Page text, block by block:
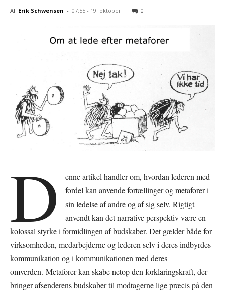
Af Erik Schwensen - 07:55 - 19. oktober 0
D
enne artikel handler om, hvordan lederen med
fordel kan anvende fortællinger og metaforer i
sin ledelse af andre og af sig selv. Rigtigt
anvendt kan det narrative perspektiv være en
kolossal styrke i formidlingen af budskaber. Det gælder både for
virksomheden, medarbejderne og lederen selv i deres indbyrdes
kommunikation og i kommunikationen med deres
omverden. Metaforer kan skabe netop den forklaringskraft, der
bringer afsenderens budskaber til modtagerne lige præcis på den